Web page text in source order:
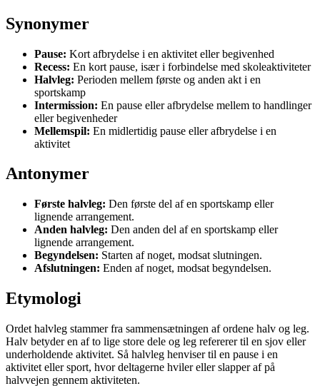
Synonymer
Pause: Kort afbrydelse i en aktivitet eller begivenhed
Recess: En kort pause, især i forbindelse med skoleaktiviteter
Halvleg: Perioden mellem første og anden akt i en
sportskamp
Intermission: En pause eller afbrydelse mellem to handlinger
eller begivenheder
Mellemspil: En midlertidig pause eller afbrydelse i en
aktivitet
Antonymer
Første halvleg: Den første del af en sportskamp eller
lignende arrangement.
Anden halvleg: Den anden del af en sportskamp eller
lignende arrangement.
Begyndelsen: Starten af noget, modsat slutningen.
Afslutningen: Enden af noget, modsat begyndelsen.
Etymologi
Ordet halvleg stammer fra sammensætningen af ordene halv og leg.
Halv betyder en af to lige store dele og leg refererer til en sjov eller
underholdende aktivitet. Så halvleg henviser til en pause i en
aktivitet eller sport, hvor deltagerne hviler eller slapper af på
halvvejen gennem aktiviteten.